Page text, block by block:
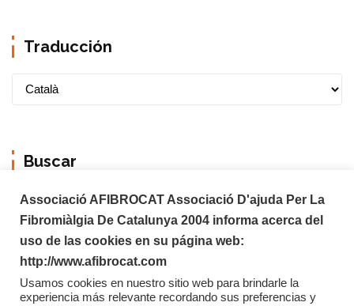
Traducción
Buscar
Associació AFIBROCAT Associació D'ajuda Per La
Fibromiàlgia De Catalunya 2004 informa acerca del
uso de las cookies en su página web:
http://www.afibrocat.com
Usamos cookies en nuestro sitio web para brindarle la
experiencia más relevante recordando sus preferencias y